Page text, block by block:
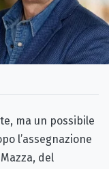
ma un possibile
l’assegnazione
del